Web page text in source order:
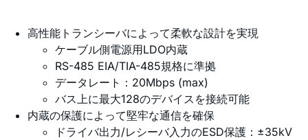
高性能トランシーバによって柔軟な設計を実現
ケーブル側電源用LDO内蔵
RS-485 EIA/TIA-485規格に準拠
データレート：20Mbps (max)
バス上に最大128のデバイスを接続可能
内蔵の保護によって堅牢な通信を確保
ドライバ出力/レシーバ入力のESD保護：±35kV